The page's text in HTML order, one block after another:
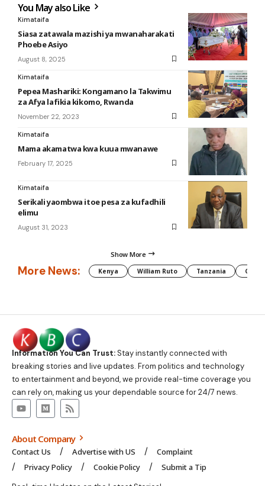
You May also Like
Kimataifa
Siasa zatawala mazishi ya mwanaharakati
Phoebe Asiyo
August 8, 2025
Kimataifa
Pepea Mashariki: Kongamano la Takwimu
za Afya lafikia kikomo, Rwanda
November 22, 2023
Kimataifa
Mama akamatwa kwa kuua mwanawe
February 17, 2025
Kimataifa
Serikali yaombwa itoe pesa za kufadhili
elimu
August 31, 2023
Show More
More News: Kenya William Ruto Tanzania CAF
Information You Can Trust:Stay instantly connected with
breaking stories and live updates. From politics and technology
to entertainment and beyond, we provide real-time coverage you
can rely on, making us your dependable source for 24/7 news.
About Company
Contact Us Advertise with US
Complaint
Privacy Policy
Cookie Policy Submit a Tip